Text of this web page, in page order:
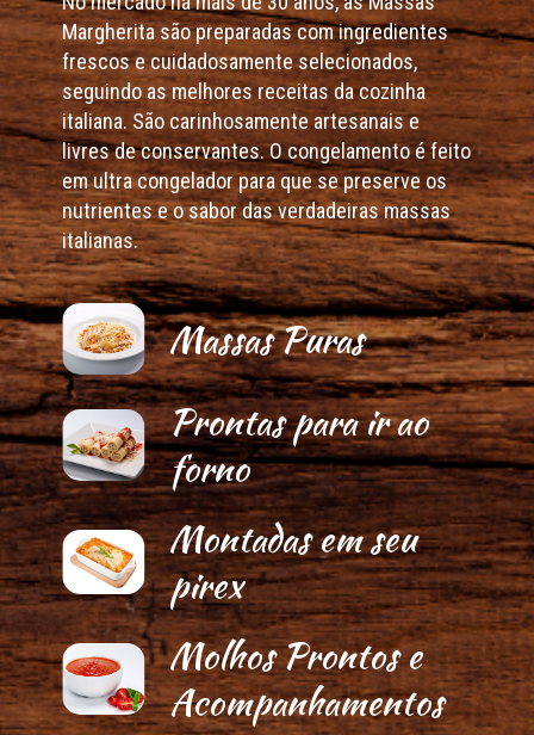
Margherita são preparadas com ingredientes
frescos e cuidadosamente selecionados,
seguindo as melhores receitas da cozinha
italiana. São carinhosamente artesanais e
livres de conservantes. O congelamento é feito
em ultra congelador para que se preserve os
nutrientes e o sabor das verdadeiras massas
italianas.
Massas Puras
Prontas para ir ao
forno
Montadas em seu
pirex
Molhos Prontos e
Acompanhamentos